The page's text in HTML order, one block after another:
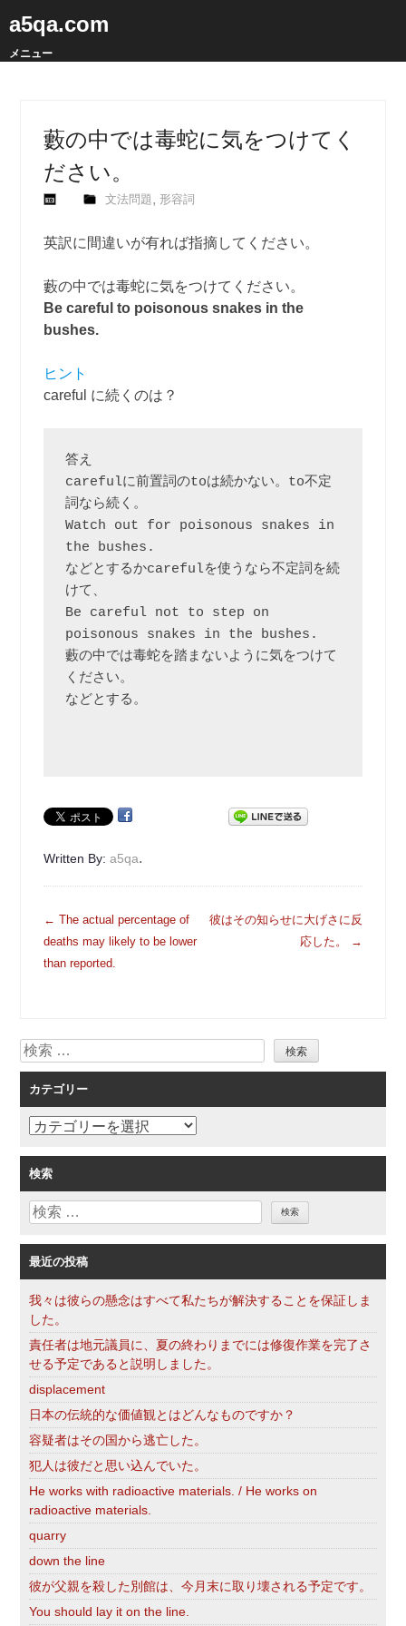
a5qa.com
メニュー
藪の中では毒蛇に気をつけてく
ださい。
文法問題,形容詞
英訳に間違いが有れば指摘してください。
藪の中では毒蛇に気をつけてください。
Be careful to poisonous snakes in the
bushes.
ヒント
careful に続くのは？
答え
carefulに前置詞のtoは続かない。to不定
詞なら続く。
Watch out for poisonous snakes in
the bushes.
などとするかcarefulを使うなら不定詞を続
けて、
Be careful not to step on
poisonous snakes in the bushes.
藪の中では毒蛇を踏まないように気をつけて
ください。
などとする。
Written By:a5qa.
投
稿
ナ
シ
ョ
ン
← The actual percentage of
deaths may likely to be lower
than reported.
彼はその知らせに大げさに反
応した。
→
検
索
カテゴリー
カ
ゴ
リ
ー
検索
検
最近の投稿
我々は彼らの懸念はすべて私たちが解決することを保証しま
した。
責任者は地元議員に、夏の終わりまでには修復作業を完了さ
せる予定であると説明しました。
displacement
日本の伝統的な価値観とはどんなものですか？
容疑者はその国から逃亡した。
犯人は彼だと思い込んでいた。
He works with radioactive materials. / He works on
radioactive materials.
quarry
down the line
彼が父親を殺した別館は、今月末に取り壊される予定です。
You should lay it on the line.